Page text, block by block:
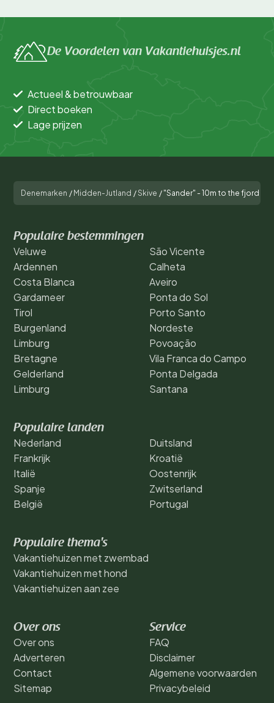
De Voordelen van Vakantiehuisjes.nl
Actueel & betrouwbaar
Direct boeken
Lage prijzen
Denemarken / Midden-Jutland /Skive / "Sander" - 10m to the fjord
Populaire bestemmingen
Veluwe
Ardennen
Costa Blanca
Gardameer
Tirol
Burgenland
Limburg
Bretagne
Gelderland
Limburg
São Vicente
Calheta
Aveiro
Ponta do Sol
Porto Santo
Nordeste
Povoação
Vila Franca do Campo
Ponta Delgada
Santana
Populaire landen
Nederland
Frankrijk
Italië
Spanje
België
Duitsland
Kroatië
Oostenrijk
Zwitserland
Portugal
Populaire thema's
Vakantiehuizen met zwembad
Vakantiehuizen met hond
Vakantiehuizen aan zee
Over ons
Over ons
Adverteren
Contact
Sitemap
Service
FAQ
Disclaimer
Algemene voorwaarden
Privacybeleid